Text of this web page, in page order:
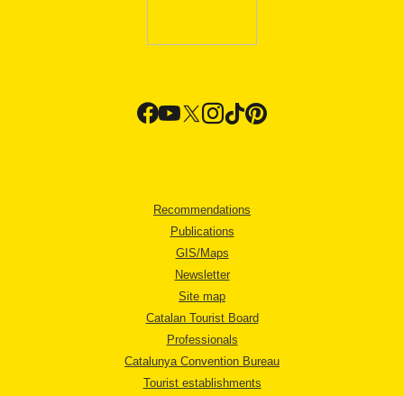
Recommendations
Publications
GIS/Maps
Newsletter
Site map
Catalan Tourist Board
Professionals
Catalunya Convention Bureau
Tourist establishments